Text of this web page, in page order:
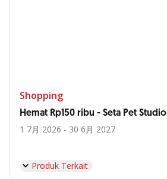
Shopping
Hemat Rp150 ribu - Seta Pet Studio
1 7月 2026 - 30 6月 2027
Produk Terkait